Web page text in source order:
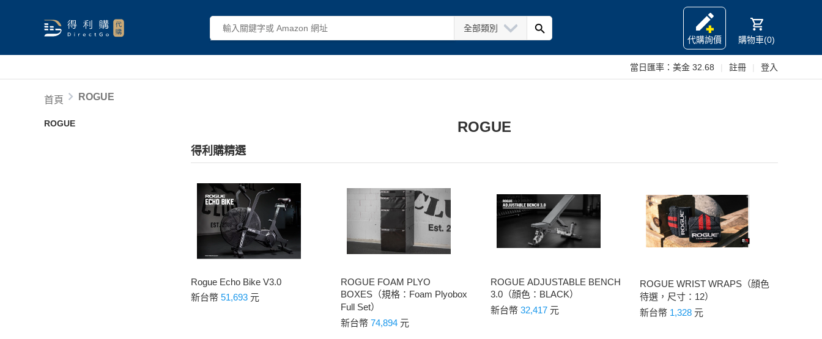
全部類別
代購詢價
購物車(0)
當日匯率： 美金 32.68 註冊 登入
首頁 ROGUE
ROGUE ROGUE
得利購精選
Rogue Echo Bike V3.0
新台幣 51,693 元
ROGUE FOAM PLYO
BOXES（規格：Foam Plyobox
Full Set）
新台幣 74,894 元
ROGUE ADJUSTABLE BENCH
3.0（顔色：BLACK）
新台幣 32,417 元
ROGUE WRIST WRAPS（顔色
待選，尺寸：12）
新台幣 1,328元